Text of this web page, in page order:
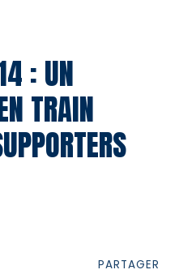
: UN
TRAIN
PARTAGER